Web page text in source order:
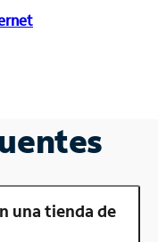
una tienda de